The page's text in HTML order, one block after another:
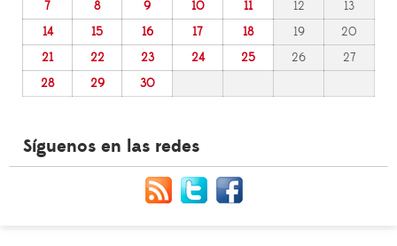
7
8 9 10 11 12
13
14
15 16 17 18 19
20
21
22 23 24 25 26
27
28
29 30
Síguenos en las redes